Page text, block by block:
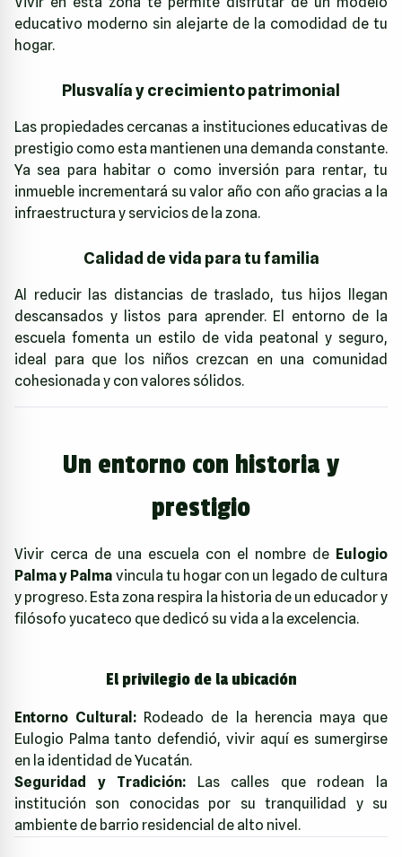
educativo moderno sin alejarte de la comodidad de tu
hogar.
Plusvalía y crecimiento patrimonial
Las propiedades cercanas a instituciones educativas de
prestigio como esta mantienen una demanda constante.
Ya sea para habitar o como inversión para rentar, tu
inmueble incrementará su valor año con año gracias a la
infraestructura y servicios de la zona.
Calidad de vida para tu familia
Al reducir las distancias de traslado, tus hijos llegan
descansados y listos para aprender. El entorno de la
escuela fomenta un estilo de vida peatonal y seguro,
ideal para que los niños crezcan en una comunidad
cohesionada y con valores sólidos.
Un entorno con historia y
prestigio
Vivir cerca de una escuela con el nombre de Eulogio
Palma y Palma vincula tu hogar con un legado de cultura
y progreso. Esta zona respira la historia de un educador y
filósofo yucateco que dedicó su vida a la excelencia.
El privilegio de la ubicación
Entorno Cultural: Rodeado de la herencia maya que
Eulogio Palma tanto defendió, vivir aquí es sumergirse
en la identidad de Yucatán.
Seguridad y Tradición: Las calles que rodean la
institución son conocidas por su tranquilidad y su
ambiente de barrio residencial de alto nivel.